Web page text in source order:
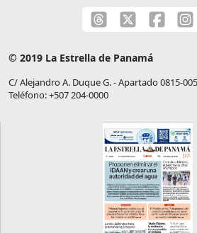
© 2019 La Estrella de Panamá
C/ Alejandro A. Duque G. - Apartado 0815-
Teléfono: +507 204-0000